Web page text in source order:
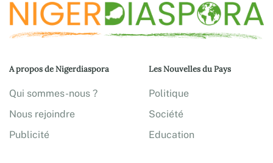
A propos de Nigerdiaspora
Qui sommes-nous ?
Nous rejoindre
Publicité
Les Nouvelles du Pays
Politique
Société
Education